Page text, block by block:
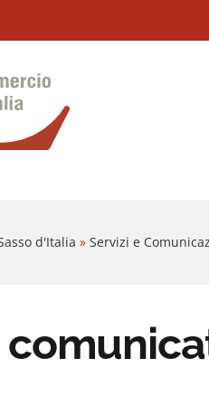
pagina
Sasso d'Italia
d'Italia » Servizi e